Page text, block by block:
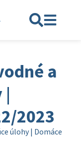
a
|
2023
úlohy | Domáce